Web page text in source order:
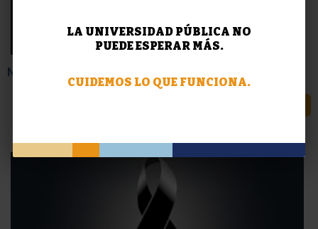
Noticia Triste: Prof. Nuria Madrid de Susmel
LA UNIVERSIDAD PÚBLICA NO
PUEDE ESPERAR MÁS.
CUIDEMOS LO QUE FUNCIONA.